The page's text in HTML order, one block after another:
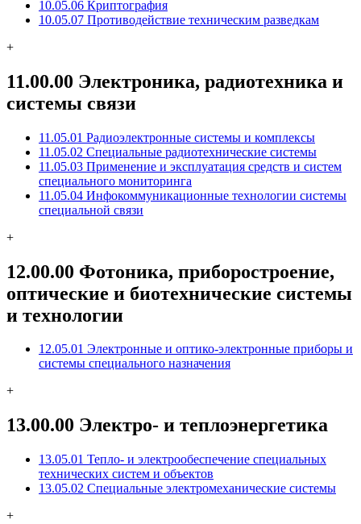
10.05.06 Криптография
10.05.07 Противодействие техническим разведкам
+
11.00.00 Электроника, радиотехника и
системы связи
11.05.01 Радиоэлектронные системы и комплексы
11.05.02 Специальные радиотехнические системы
11.05.03 Применение и эксплуатация средств и систем
специального мониторинга
11.05.04 Инфокоммуникационные технологии системы
специальной связи
+
12.00.00 Фотоника, приборостроение,
оптические и биотехнические системы
и технологии
12.05.01 Электронные и оптико-электронные приборы и
системы специального назначения
+
13.00.00 Электро- и теплоэнергетика
13.05.01 Тепло- и электрообеспечение специальных
технических систем и объектов
13.05.02 Специальные электромеханические системы
+